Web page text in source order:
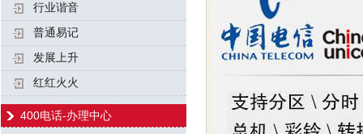
行业谐音
普通易记
发展上升
红红火火
400电话-办理中心